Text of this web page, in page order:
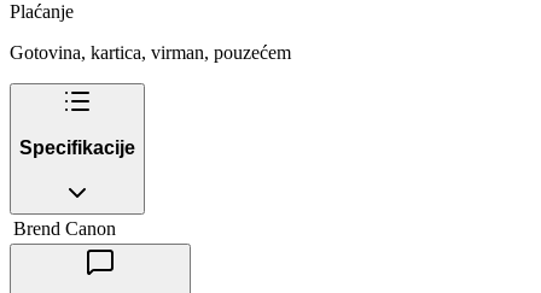
Plaćanje
Gotovina, kartica, virman, pouzećem
Specifikacije
Brend Canon